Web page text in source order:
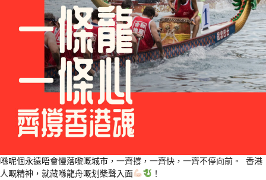
喺呢個永遠唔會慢落嚟嘅城市，一齊撐，一齊快，一齊不停向前。 香港
人嘅精神，就藏喺龍舟嘅划槳聲入面
！